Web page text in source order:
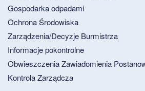
Gospodarka odpadami
Ochrona Środowiska
Zarządzenia/Decyzje Burmistrza
Informacje pokontrolne
Obwieszczenia Zawiadomienia
Kontrola Zarządcza